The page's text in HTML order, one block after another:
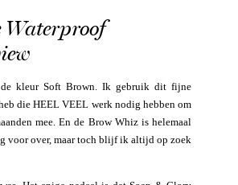
Waterproof
kleur Soft Brown. Ik gebruik dit fijne
die HEEL VEEL werk nodig hebben om
mee. En de Brow Whiz is helemaal
voor over, maar toch blijf ik altijd op zoek